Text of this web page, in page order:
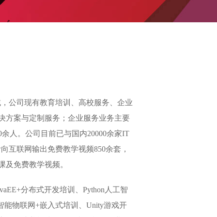
公司现有教育培训、高校服务、企业
方案与定制服务；企业服务业务主要
人。公司目前已与国内20000余家IT
互联网输出免费教学视频850余套，
免费教学视频。
分布式开发培训、Python人工智
物联网+嵌入式培训、Unity游戏开